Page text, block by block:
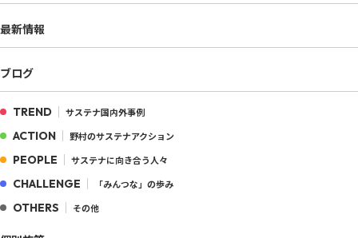
最新情報
ブログ
TREND サステナ国内外事例
ACTION 野村のサステナアクション
PEOPLE サステナに向き合う人々
CHALLENGE 「みんつな」の歩み
OTHERS その他